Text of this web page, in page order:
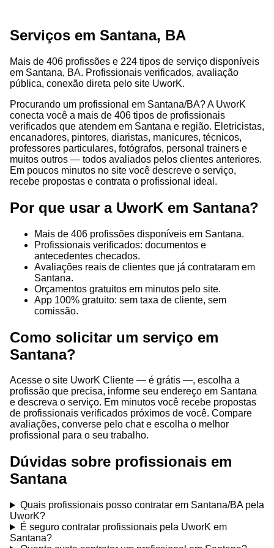
Serviços em Santana, BA
Mais de 406 profissões e 224 tipos de serviço disponíveis
em Santana, BA. Profissionais verificados, avaliação
pública, conexão direta pelo site UworK.
Procurando um profissional em Santana/BA? A UworK
conecta você a mais de 406 tipos de profissionais
verificados que atendem em Santana e região. Eletricistas,
encanadores, pintores, diaristas, manicures, técnicos,
professores particulares, fotógrafos, personal trainers e
muitos outros — todos avaliados pelos clientes anteriores.
Em poucos minutos no site você descreve o serviço,
recebe propostas e contrata o profissional ideal.
Por que usar a UworK em Santana?
Mais de 406 profissões disponíveis em Santana.
Profissionais verificados: documentos e
antecedentes checados.
Avaliações reais de clientes que já contrataram em
Santana.
Orçamentos gratuitos em minutos pelo site.
App 100% gratuito: sem taxa de cliente, sem
comissão.
Como solicitar um serviço em
Santana?
Acesse o site UworK Cliente — é grátis —, escolha a
profissão que precisa, informe seu endereço em Santana
e descreva o serviço. Em minutos você recebe propostas
de profissionais verificados próximos de você. Compare
avaliações, converse pelo chat e escolha o melhor
profissional para o seu trabalho.
Dúvidas sobre profissionais em
Santana
Quais profissionais posso contratar em Santana/BA pela
UworK?
É seguro contratar profissionais pela UworK em
Santana?